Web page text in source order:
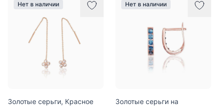
Нет в наличии
Золотые серьги, Красное
Нет в наличии
Золотые серьги на